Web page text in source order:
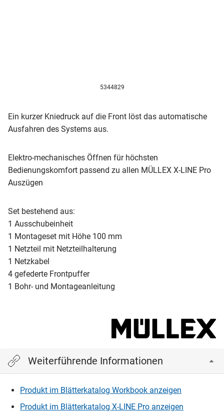
5344829
Ein kurzer Kniedruck auf die Front löst das automatische
Ausfahren des Systems aus.
Elektro-mechanisches Öffnen für höchsten
Bedienungskomfort passend zu allen MÜLLEX X-LINE Pro
Auszügen
Set bestehend aus:
1 Ausschubeinheit
1 Montageset mit Höhe 100 mm
1 Netzteil mit Netzteilhalterung
1 Netzkabel
4 gefederte Frontpuffer
1 Bohr- und Montageanleitung
Weiterführende Informationen
Produkt im Blätterkatalog Workbook anzeigen
Produkt im Blätterkatalog X-LINE Pro anzeigen